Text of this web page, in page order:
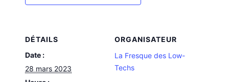
DÉTAILS
Date :
28 mars 2023
ORGANISATEUR
La Fresque des Low-
Techs